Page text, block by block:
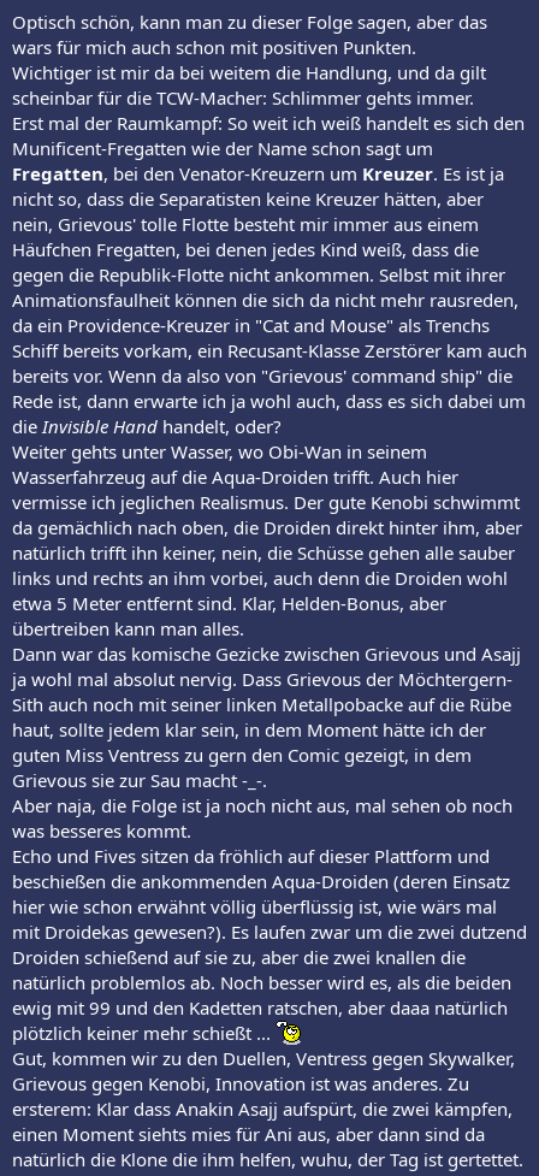
Optisch schön, kann man zu dieser Folge sagen, aber das
wars für mich auch schon mit positiven Punkten.
Wichtiger ist mir da bei weitem die Handlung, und da gilt
scheinbar für die TCW-Macher: Schlimmer gehts immer.
Erst mal der Raumkampf: So weit ich weiß handelt es sich den
Munificent-Fregatten wie der Name schon sagt um
Fregatten, bei den Venator-Kreuzern um Kreuzer. Es ist ja
nicht so, dass die Separatisten keine Kreuzer hätten, aber
nein, Grievous' tolle Flotte besteht mir immer aus einem
Häufchen Fregatten, bei denen jedes Kind weiß, dass die
gegen die Republik-Flotte nicht ankommen. Selbst mit ihrer
Animationsfaulheit können die sich da nicht mehr rausreden,
da ein Providence-Kreuzer in "Cat and Mouse" als Trenchs
Schiff bereits vorkam, ein Recusant-Klasse Zerstörer kam auch
bereits vor. Wenn da also von "Grievous' command ship" die
Rede ist, dann erwarte ich ja wohl auch, dass es sich dabei um
die Invisible Hand handelt, oder?
Weiter gehts unter Wasser, wo Obi-Wan in seinem
Wasserfahrzeug auf die Aqua-Droiden trifft. Auch hier
vermisse ich jeglichen Realismus. Der gute Kenobi schwimmt
da gemächlich nach oben, die Droiden direkt hinter ihm, aber
natürlich trifft ihn keiner, nein, die Schüsse gehen alle sauber
links und rechts an ihm vorbei, auch denn die Droiden wohl
etwa 5 Meter entfernt sind. Klar, Helden-Bonus, aber
übertreiben kann man alles.
Dann war das komische Gezicke zwischen Grievous und Asajj
ja wohl mal absolut nervig. Dass Grievous der Möchtergern-
Sith auch noch mit seiner linken Metallpobacke auf die Rübe
haut, sollte jedem klar sein, in dem Moment hätte ich der
guten Miss Ventress zu gern den Comic gezeigt, in dem
Grievous sie zur Sau macht -_-.
Aber naja, die Folge ist ja noch nicht aus, mal sehen ob noch
was besseres kommt.
Echo und Fives sitzen da fröhlich auf dieser Plattform und
beschießen die ankommenden Aqua-Droiden (deren Einsatz
hier wie schon erwähnt völlig überflüssig ist, wie wärs mal
mit Droidekas gewesen?). Es laufen zwar um die zwei dutzend
Droiden schießend auf sie zu, aber die zwei knallen die
natürlich problemlos ab. Noch besser wird es, als die beiden
ewig mit 99 und den Kadetten ratschen, aber daaa natürlich
plötzlich keiner mehr schießt ...
Gut, kommen wir zu den Duellen, Ventress gegen Skywalker,
Grievous gegen Kenobi, Innovation ist was anderes. Zu
ersterem: Klar dass Anakin Asajj aufspürt, die zwei kämpfen,
einen Moment siehts mies für Ani aus, aber dann sind da
natürlich die Klone die ihm helfen, wuhu, der Tag ist gertettet.